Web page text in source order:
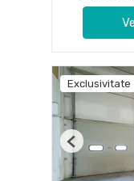
Exclusivitate
Previous